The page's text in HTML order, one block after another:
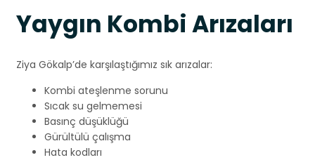
Yaygın Kombi Arızaları
Ziya Gökalp’de karşılaştığımız sık arızalar:
Kombi ateşlenme sorunu
Sıcak su gelmemesi
Basınç düşüklüğü
Gürültülü çalışma
Hata kodları